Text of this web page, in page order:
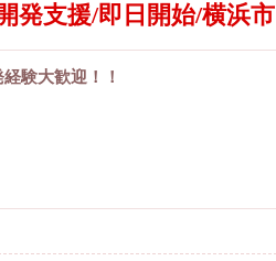
発支援/即日開始/横浜市
験大歓迎！！